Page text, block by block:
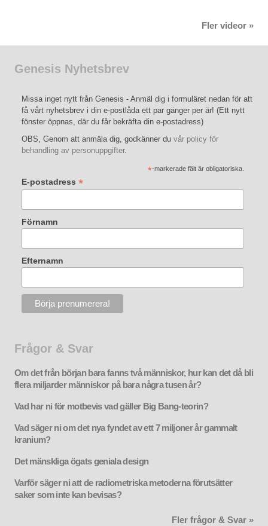
Fler videor »
Genesis Nyhetsbrev
Missa inget nytt från Genesis - Anmäl dig i formuläret nedan för att
få vårt nyhetsbrev i din e-postlåda ett par gänger per är! (Ett nytt
fönster öppnas, där du får bekräfta din e-postadress)
OBS, Genom att anmäla dig, godkänner du vår policy för
behandling av personuppgifter.
*-markerade fält är obligatoriska.
E-postadress *
Förnamn
Efternamn
Frågor & Svar
Om det från början bara fanns två människor, hur kan det då bli
flera miljarder människor på bara några tusen år?
Vad har ni för motbevis vad gäller Big Bang-teorin?
Vad säger ni om det nya fyndet av ett 7 miljoner år gammalt
kranium?
Det mänskliga ögats geniala design
Varför säger ni att de radiometriska metoderna förutsätter
saker som inte kan bevisas?
Fler frågor & Svar »